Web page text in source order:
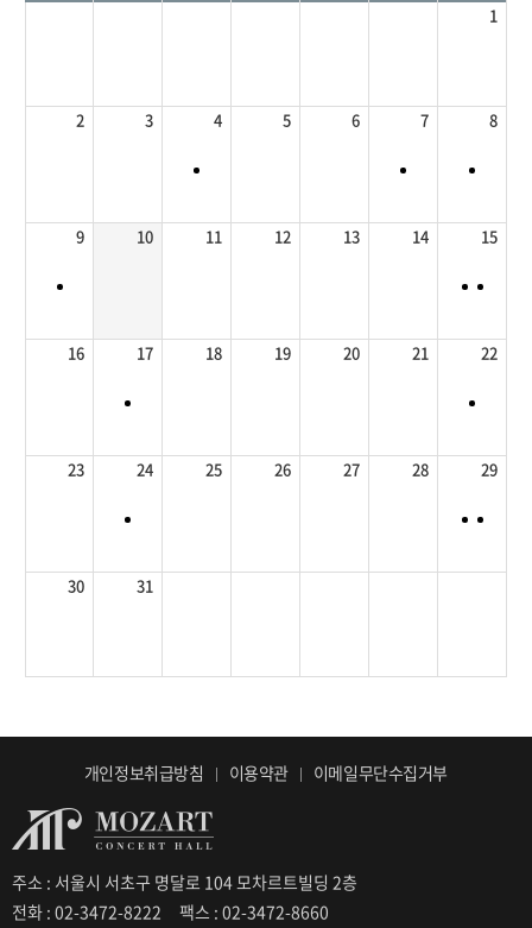
1
2 3 4 5 6 7 8
9 10 11 12 13 14 15
16 17 18 19 20 21 22
23 24 25 26 27 28 29
30 31
개인정보취급방침 이용약관 이메일무단수집거부
주소 : 서울시 서초구 명달로 104 모차르트빌딩 2층
전화 : 02-3472-8222
팩스 : 02-3472-8660